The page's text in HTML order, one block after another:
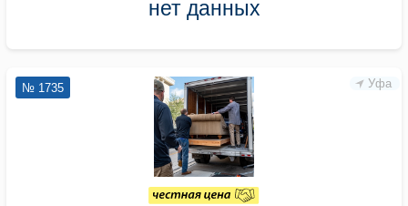
нет данных
Уфа
№ 1735